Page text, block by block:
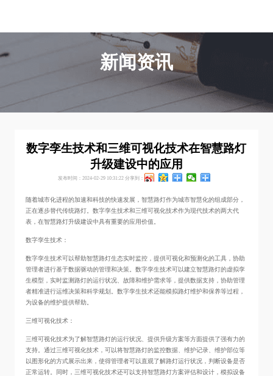
新闻资讯
数字孪生技术和三维可视化技术在智慧路灯
升级建设中的应用
发布时间：2024-02-29 10:31:22分享到：
随着城市化进程的加速和科技的快速发展，智慧路灯作为城市智慧化的组成部分，
正在逐步替代传统路灯。数字孪生技术和三维可视化技术作为现代技术的两大代
表，在智慧路灯升级建设中具有重要的应用价值。
数字孪生技术：
数字孪生技术可以帮助智慧路灯生态实时监控，提供可视化和预测化的工具，协助
管理者进行基于数据驱动的管理和决策。数字孪生技术可以建立智慧路灯的虚拟孪
生模型，实时监测路灯的运行状况、故障和维护需求等，提供数据支持，协助管理
者精准进行运维决策和科学规划。数字孪生技术还能模拟路灯维护和保养等过程，
为设备的维护提供帮助。
三维可视化技术：
三维可视化技术为了解智慧路灯的运行状况、提供升级方案等方面提供了强有力的
支持。通过三维可视化技术，可以将智慧路灯的监控数据、维护记录、维护部位等
以图形化的方式展示出来，使得管理者可以直观了解路灯运行状况，判断设备是否
正常运转。同时，三维可视化技术还可以支持智慧路灯方案评估和设计，模拟设备